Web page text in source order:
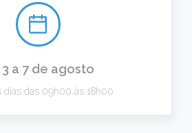
3 a 7 de agosto
dias das 09h00 às 18h00